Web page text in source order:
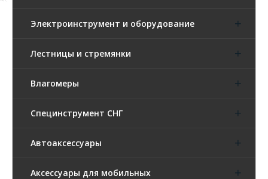
Электроинструмент и оборудование
Лестницы и стремянки
Влагомеры
Специнструмент СНГ
Автоаксессуары
Аксессуары для мобильных